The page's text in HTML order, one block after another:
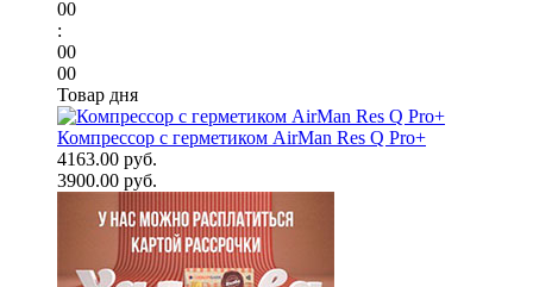
00
:
00
00
Товар дня
Компрессор с герметиком AirMan Res Q Pro+
4163.00 руб.
3900.00 руб.